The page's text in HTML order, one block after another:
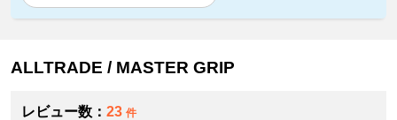
ALLTRADE / MASTER GRIP
レビュー数： 23 件